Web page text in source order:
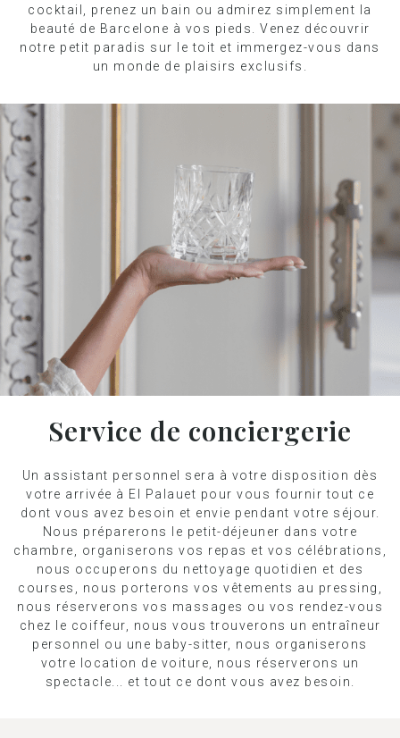
cocktail, prenez un bain ou admirez simplement la
beauté de Barcelone à vos pieds. Venez découvrir
notre petit paradis sur le toit et immergez-vous dans
un monde de plaisirs exclusifs.
Service de conciergerie
Un assistant personnel sera à votre disposition dès
votre arrivée à El Palauet pour vous fournir tout ce
dont vous avez besoin et envie pendant votre séjour.
Nous préparerons le petit-déjeuner dans votre
chambre, organiserons vos repas et vos célébrations,
nous occuperons du nettoyage quotidien et des
courses, nous porterons vos vêtements au pressing,
nous réserverons vos massages ou vos rendez-vous
chez le coiffeur, nous vous trouverons un entraîneur
personnel ou une baby-sitter, nous organiserons
votre location de voiture, nous réserverons un
spectacle... et tout ce dont vous avez besoin.